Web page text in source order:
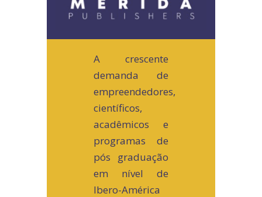
A crescente
demanda de
empreendedores,
científicos,
acadêmicos e
programas de
pós graduação
em nível de
Ibero-América